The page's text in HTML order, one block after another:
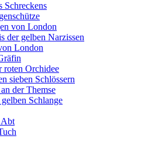
Filme
Schreckens
von London
der gelben Narzissen
London
roten Orchidee
sieben Schlössern
der Themse
Schlange
Abt